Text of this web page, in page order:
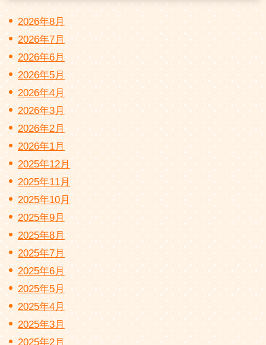
2026年8月
2026年7月
2026年6月
2026年5月
2026年4月
2026年3月
2026年2月
2026年1月
2025年12月
2025年11月
2025年10月
2025年9月
2025年8月
2025年7月
2025年6月
2025年5月
2025年4月
2025年3月
2025年2月